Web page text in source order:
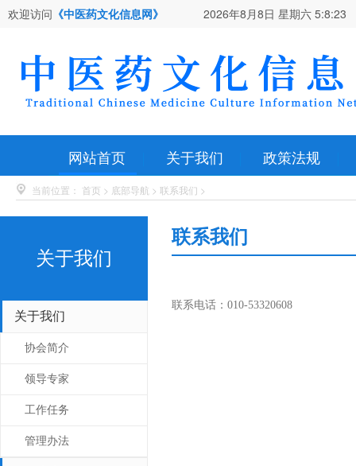
欢迎访问 《中医药文化信息网》 2026年8月8日 星期六 5:8:24
网站首页 关于我们 政策法规
当前位置： 首页 > 底部导航 > 联系我们 >
关于我们
关于我们
协会简介
领导专家
工作任务
管理办法
联系我们
联系电话：010-53320608